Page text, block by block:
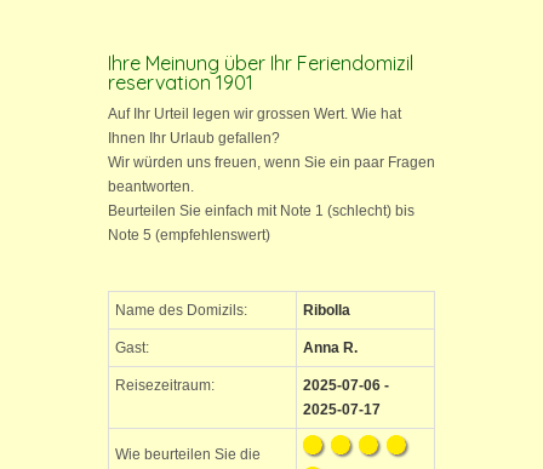
Ihre Meinung über Ihr Feriendomizil
reservation 1901
Auf Ihr Urteil legen wir grossen Wert. Wie hat
Ihnen Ihr Urlaub gefallen?
Wir würden uns freuen, wenn Sie ein paar Fragen
beantworten.
Beurteilen Sie einfach mit Note 1 (schlecht) bis
Note 5 (empfehlenswert)
Name des Domizils: Ribolla
Gast: Anna R.
Reisezeitraum:
2025-07-06 -
2025-07-17
Wie beurteilen Sie die